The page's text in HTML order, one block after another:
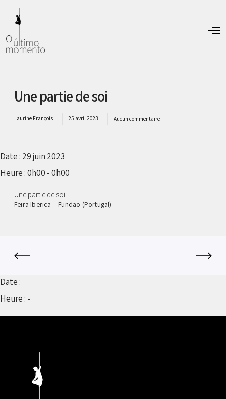
O
Une partie de soi
Laurine François 25 avril 2023 Aucun commentaire
Date : 29 juin 2023
Heure :0h00 - 0h00
Une partie de soi
Feira Iberica – Fundao (Portugal)
Date :
Heure : -